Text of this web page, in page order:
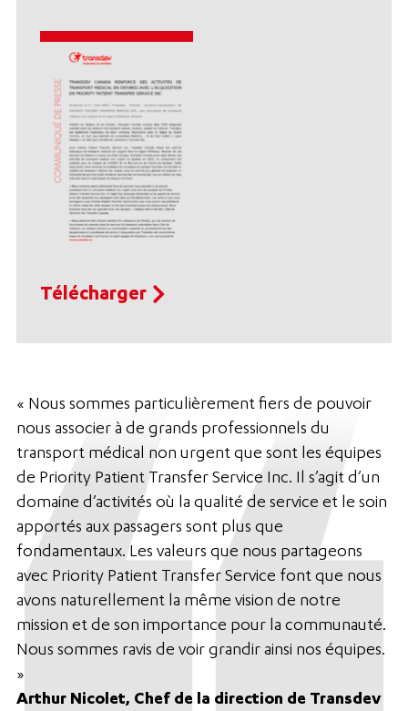
Télécharger
« Nous sommes particulièrement fiers de pouvoir
nous associer à de grands professionnels du
transport médical non urgent que sont les équipes
de Priority Patient Transfer Service Inc. Il s’agit d’un
domaine d’activités où la qualité de service et le soin
apportés aux passagers sont plus que
fondamentaux. Les valeurs que nous partageons
avec Priority Patient Transfer Service font que nous
avons naturellement la même vision de notre
mission et de son importance pour la communauté.
Nous sommes ravis de voir grandir ainsi nos équipes.
»
Arthur Nicolet, Chef de la direction de Transdev